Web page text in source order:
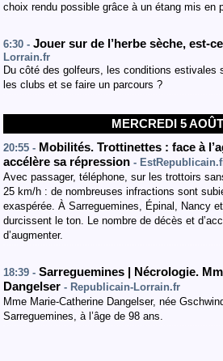
choix rendu possible grâce à un étang mis en
6:30 - Jouer sur de l’herbe sèche, est-
Lorrain.fr
Du côté des golfeurs, les conditions estivales
les clubs et se faire un parcours ?
MERCREDI 5
20:55 - Mobilités. Trottinettes : face à
accélère sa répression -
Avec passager, téléphone, sur les trottoirs
25 km/h : de nombreuses infractions sont
exaspérée. À Sarreguemines, Épinal, Nancy
durcissent le ton. Le nombre de décès et
d’augmenter.
18:39 - Sarreguemines | Nécrologie.
Dangelser - Republicain-Lorrain.fr
Mme Marie-Catherine Dangelser, née
Sarreguemines, à l’âge de 98 ans.